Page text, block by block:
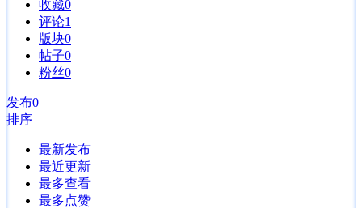
收藏0
评论1
版块0
帖子0
粉丝0
发布0
排序
最新发布
最近更新
最多查看
最多点赞